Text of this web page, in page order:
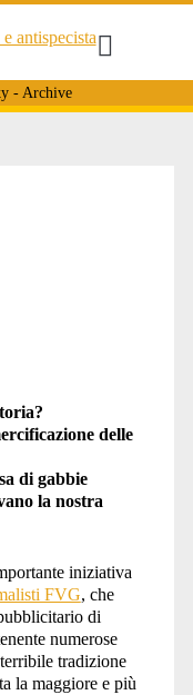
- Archive
delle
di gabbie
la nostra
iniziativa
FVG, che
di
numerose
tradizione
la maggiore e più